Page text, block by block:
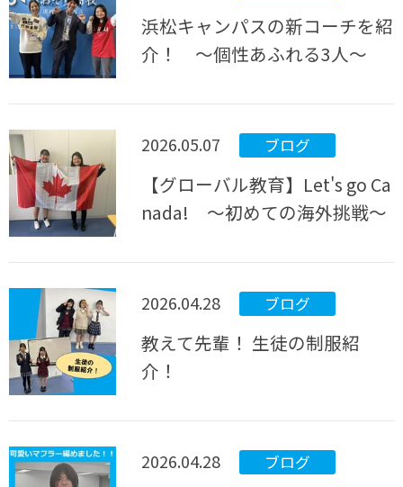
浜松キャンパスの新コーチを紹
介！ ～個性あふれる3人～
2026.05.07 ブログ
【グローバル教育】Let's go Ca
nada! ～初めての海外挑戦～
2026.04.28 ブログ
教えて先輩！ 生徒の制服紹
介！
2026.04.28 ブログ